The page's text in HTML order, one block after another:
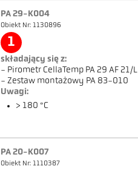
PA 29-K004
Obiekt Nr: 1130896
1
składający się z:
- Pirometr CellaTemp PA 29 AF 21/L
- Zestaw montażowy PA 83-010
Uwagi:
> 180 °C
PA 20-K007
Obiekt Nr: 1110387